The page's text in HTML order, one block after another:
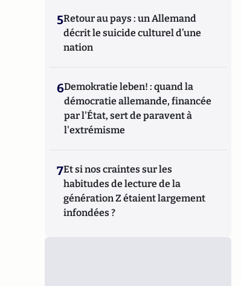
5Retour au pays : un Allemand
décrit le suicide culturel d’une
nation
6Demokratie leben! : quand la
démocratie allemande, financée
par l'État, sert de paravent à
l'extrémisme
7Et si nos craintes sur les
habitudes de lecture de la
génération Z étaient largement
infondées ?